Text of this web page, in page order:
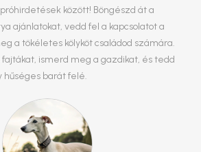
között! Böngészd át a
ajánlatokat, vedd fel a kapcsolatot a
a tökéletes kölyköt családod számára.
ismerd meg a gazdikat, és tedd
barát felé.